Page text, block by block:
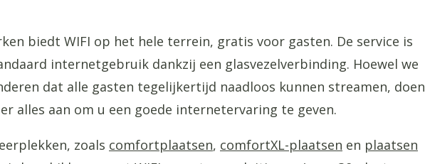
biedt WIFI op het hele terrein, gratis voor gasten. De service is
internetgebruik dankzij een glasvezelverbinding. Hoewel we
dat alle gasten tegelijkertijd naadloos kunnen streamen, doen
alles aan om u een goede internetervaring te geven.
zoals comfortplaatsen, comfortXL-plaatsen en plaatsen